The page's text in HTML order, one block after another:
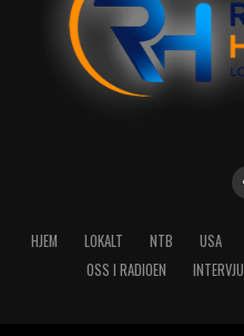
HJEM LOKALT NTB USA
OSS I RADIOEN
INTERVJU